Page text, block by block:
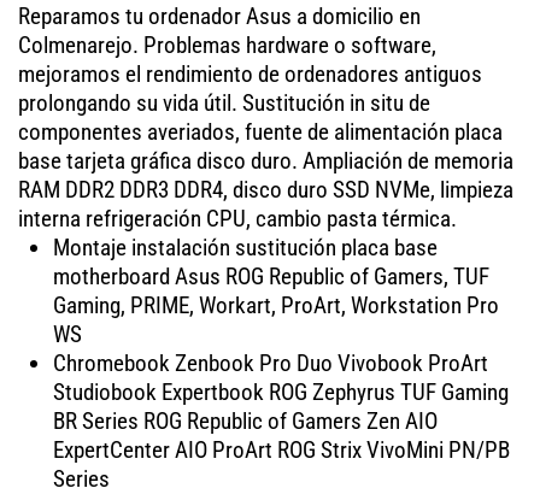
Reparamos tu ordenador Asus a domicilio en
Colmenarejo. Problemas hardware o software,
mejoramos el rendimiento de ordenadores antiguos
prolongando su vida útil. Sustitución in situ de
componentes averiados, fuente de alimentación placa
base tarjeta gráfica disco duro. Ampliación de memoria
RAM DDR2 DDR3 DDR4, disco duro SSD NVMe, limpieza
interna refrigeración CPU, cambio pasta térmica.
Montaje instalación sustitución placa base
motherboard Asus ROG Republic of Gamers, TUF
Gaming, PRIME, Workart, ProArt, Workstation Pro
WS
Chromebook Zenbook Pro Duo Vivobook ProArt
Studiobook Expertbook ROG Zephyrus TUF Gaming
BR Series ROG Republic of Gamers Zen AIO
ExpertCenter AIO ProArt ROG Strix VivoMini PN/PB
Series